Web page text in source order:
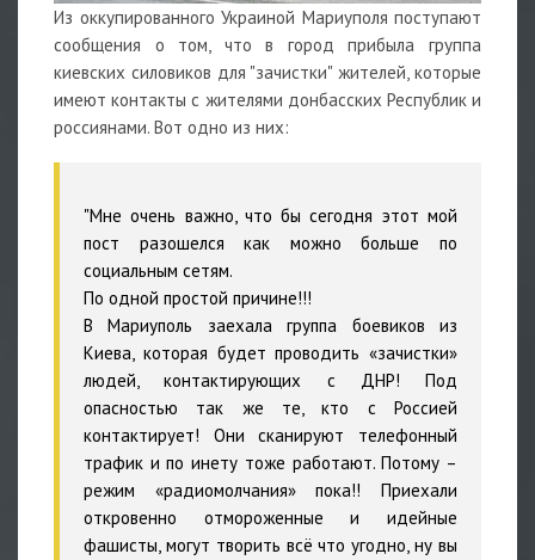
Из оккупированного Украиной Мариуполя поступают
сообщения о том, что в город прибыла группа
киевских силовиков для "зачистки" жителей, которые
имеют контакты с жителями донбасских Республик и
россиянами. Вот одно из них:
"Мне очень важно, что бы сегодня этот мой
пост разошелся как можно больше по
социальным сетям.
По одной простой причине!!!
В Мариуполь заехала группа боевиков из
Киева, которая будет проводить «зачистки»
людей, контактирующих с ДНР! Под
опасностью так же те, кто с Россией
контактирует! Они сканируют телефонный
трафик и по инету тоже работают. Потому –
режим «радиомолчания» пока!! Приехали
откровенно отмороженные и идейные
фашисты, могут творить всё что угодно, ну вы